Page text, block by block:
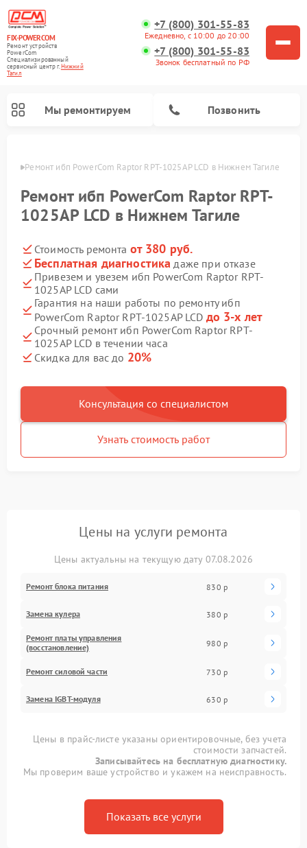
FIX-POWERCOM
Ремонт устройств
PowerCom
Специализированный
cервисный центр г.Нижний
Тагил
+7 (800) 301-55-83
Ежедневно, с 10:00 до 20:00
+7 (800) 301-55-83
Звонок бесплатный по РФ
Мы ремонтируем Позвонить
Ремонт ибп PowerCom Raptor RPT-1025AP LCD в Нижнем Тагиле
Ремонт ибп PowerCom Raptor RPT-
1025AP LCD в Нижнем Тагиле
Стоимость ремонта от 380 руб.
Бесплатная диагностика даже при отказе
Привезем и увезем ибп PowerCom Raptor RPT-
1025AP LCD сами
Гарантия на наши работы по ремонту ибп
PowerCom Raptor RPT-1025AP LCD до 3-х лет
Срочный ремонт ибп PowerCom Raptor RPT-
1025AP LCD в течении часа
Скидка для вас до 20%
Консультация со специалистом
Узнать стоимость работ
Цены на услуги ремонта
Цены актуальны на текущую дату 07.08.2026
Ремонт блока питания 830 р
Замена кулера 380 р
Ремонт платы управления
(восстановление)
980 р
Ремонт силовой части 730 р
Замена IGBT-модуля 630 р
Цены в прайс-листе указаны ориентировочные, без учета
стоимости запчастей.
Записывайтесь на бесплатную диагностику.
Мы проверим ваше устройство и укажем на неисправность.
Показать все услуги